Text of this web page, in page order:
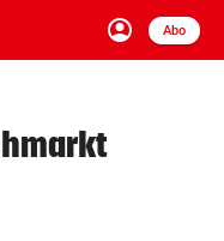
account_circle
Anmelden
Abo
close Schließen